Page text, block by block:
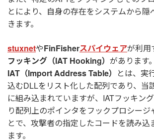
とにより、自身の存在をシステムから隠
きます。
stuxnetやFinFisherスパイウェアが利用
フッキング（IAT Hooking） があります。
IAT（Import Address Table）
とは、実
込むDLLをリスト化した配列であり、当
に組み込まれていますが、IATフッキン
り配列上のポインタをフックプロシージ
とで、攻撃者の指定したコードを読み込
ます。